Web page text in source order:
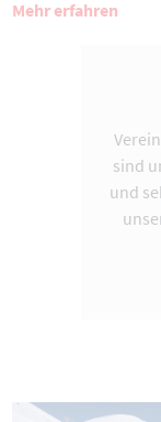
Mehr erfahren
sind
und